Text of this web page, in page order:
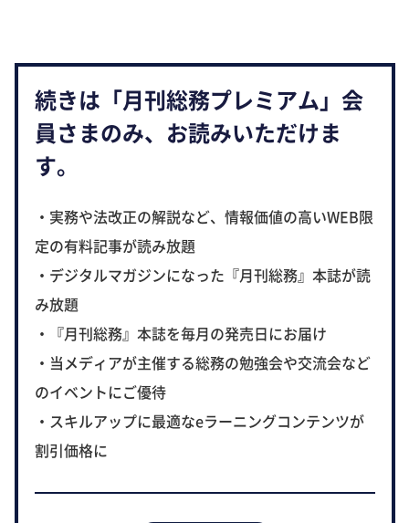
続きは「月刊総務プレミアム」会
員さまのみ、お読みいただけま
す。
・実務や法改正の解説など、情報価値の高いWEB限
定の有料記事が読み放題
・デジタルマガジンになった『月刊総務』本誌が読
み放題
・『月刊総務』本誌を毎月の発売日にお届け
・当メディアが主催する総務の勉強会や交流会など
のイベントにご優待
・スキルアップに最適なeラーニングコンテンツが
割引価格に